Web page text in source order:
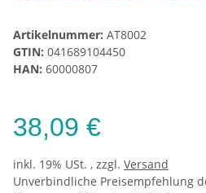
Artikelnummer: AT8002
GTIN: 041689104450
HAN: 60000807
38,09 €
inkl. 19% USt. , zzgl. Versand
Unverbindliche Preisempfehlung